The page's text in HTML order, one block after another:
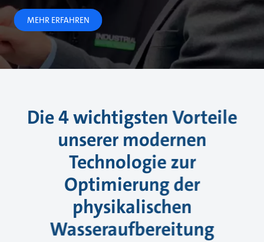
MEHR ERFAHREN
Die 4 wichtigsten Vorteile
unserer modernen
Technologie zur
Optimierung der
physikalischen
Wasseraufbereitung